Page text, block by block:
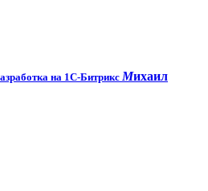
на 1С-БитриксМихаил